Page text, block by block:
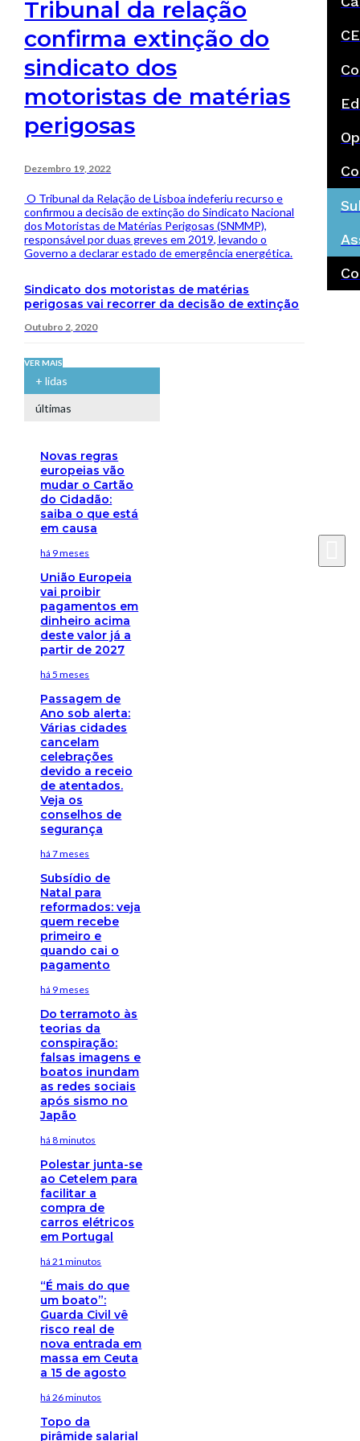
Tribunal da relação
confirma extinção do
sindicato dos
motoristas de matérias
perigosas
Dezembro 19, 2022
O Tribunal da Relação de Lisboa indeferiu recurso e
confirmou a decisão de extinção do Sindicato Nacional
dos Motoristas de Matérias Perigosas (SNMMP),
responsável por duas greves em 2019, levando o
Governo a declarar estado de emergência energética.
Sindicato dos motoristas de matérias
perigosas vai recorrer da decisão de extinção
Outubro 2, 2020
VER MAIS
+ lidas
últimas
Novas regras
europeias vão
mudar o Cartão
do Cidadão:
saiba o que está
em causa
há 9 meses
União Europeia
vai proibir
pagamentos em
dinheiro acima
deste valor já a
partir de 2027
há 5 meses
Passagem de
Ano sob alerta:
Várias cidades
cancelam
celebrações
devido a receio
de atentados.
Veja os
conselhos de
segurança
há 7 meses
Subsídio de
Natal para
reformados: veja
quem recebe
primeiro e
quando cai o
pagamento
há 9 meses
Do terramoto às
teorias da
conspiração:
falsas imagens e
boatos inundam
as redes sociais
após sismo no
Japão
há 8 minutos
Polestar junta-se
ao Cetelem para
facilitar a
compra de
carros elétricos
em Portugal
há 21 minutos
“É mais do que
um boato”:
Guarda Civil vê
risco real de
nova entrada em
massa em Ceuta
a 15 de agosto
há 26 minutos
Topo da
pirâmide salarial